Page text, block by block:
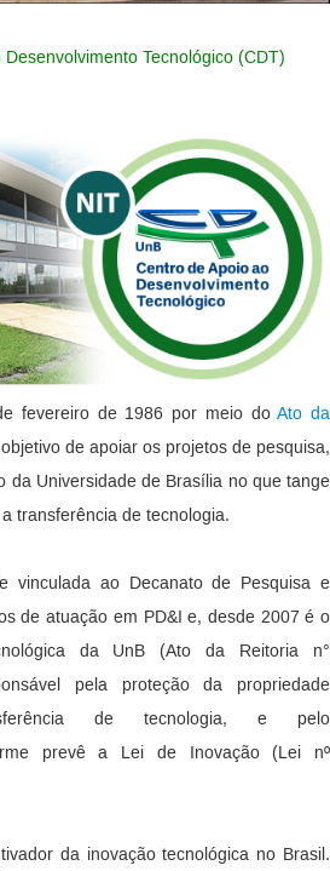
Tecnológico (CDT)
fevereiro de 1986 por meio doAto da
de apoiar os projetos de pesquisa,
da Universidade de Brasília no que tange
transferência de tecnologia.
vinculada ao Decanato de Pesquisa e
de atuação em PD&I e, desde 2007 é o
da UnB (Ato da Reitoria n°
pela proteção da propriedade
de tecnologia, e pelo
prevê a Lei de Inovação (Lei nº
da inovação tecnológica no Brasil.